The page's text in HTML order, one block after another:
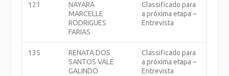
121
NAYARA
MARCELLE
RODRIGUES
FARIAS
Classificado para
a próxima etapa –
Entrevista
135
RENATA DOS
SANTOS VALE
GALINDO
Classificado para
a próxima etapa –
Entrevista